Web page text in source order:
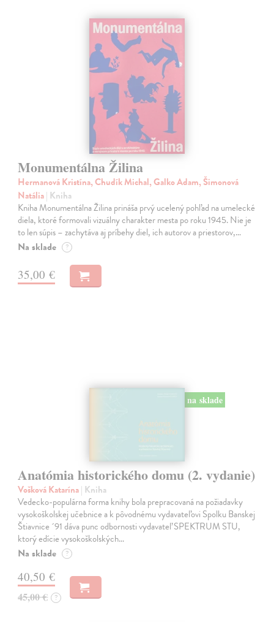
Monumentálna Žilina
Hermanová Kristína, Chudík Michal, Galko Adam, Šimonová
Natália| Kniha
Kniha Monumentálna Žilina prináša prvý ucelený pohľad na umelecké
diela, ktoré formovali vizuálny charakter mesta po roku 1945. Nie je
to len súpis – zachytáva aj príbehy diel, ich autorov a priestorov,…
Na sklade ?
35,00 €
na sklade
Anatómia historického domu (2. vydanie)
Vošková Katarína| Kniha
Vedecko-populárna forma knihy bola prepracovaná na požiadavky
vysokoškolskej učebnice a k pôvodnému vydavateľovi Spolku Banskej
Štiavnice ´91 dáva punc odbornosti vydavateľ SPEKTRUM STU,
ktorý edície vysokoškolských…
Na sklade ?
40,50 €
45,00 € ?